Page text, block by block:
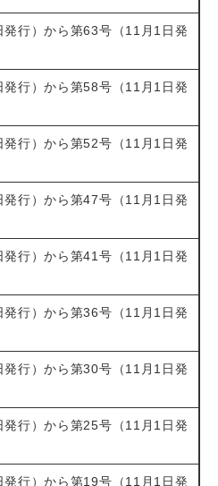
行）から第63号（11月1日発
行）から第58号（11月1日発
行）から第52号（11月1日発
行）から第47号（11月1日発
行）から第41号（11月1日発
行）から第36号（11月1日発
行）から第30号（11月1日発
行）から第25号（11月1日発
行）から第19号（11月1日発